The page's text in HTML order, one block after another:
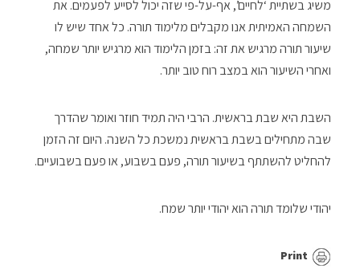
משיג בשתיית ‘לחיים’, אף-על-פי שזה יכול לסייע לפעמים. את
השמחה האמיתית אנו מקבלים מלימוד תורה. כל אחד שיש לו
שיעור תורה מרגיש את זה: בזמן הלימוד הוא מרגיש יותר שמחה,
ואחרי השיעור הוא במצב רוח טוב יותר.
השבת היא שבת בראשית. הרבי היה תמיד חוזר ואומר שהדרך
שבה מתחילים בשבת בראשית נמשכת כל השנה. היום זה הזמן
להחליט להשתתף בשיעור תורה, פעם בשבוע, או פעם בשבועיים.
יהודי שלומד תורה הוא יהודי יותר שמח.
Print